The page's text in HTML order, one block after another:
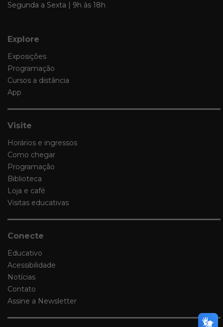
Segunda a Sexta | 9h às 18h
Explore
Exposições
Programação
Cursos a distância
App
Visite
Horários e ingressos
Como chegar
Programação
Biblioteca
Loja e café
Visitas educativas
Conecte
Educativo
Acessibilidade
Notícias
Contato
Assine a Newsletter